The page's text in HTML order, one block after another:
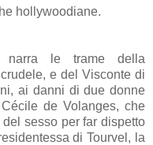
hollywoodiane.
narra le trame della
e del Visconte di
ai danni di due donne
de Volanges, che
sesso per far dispetto
di Tourvel, la